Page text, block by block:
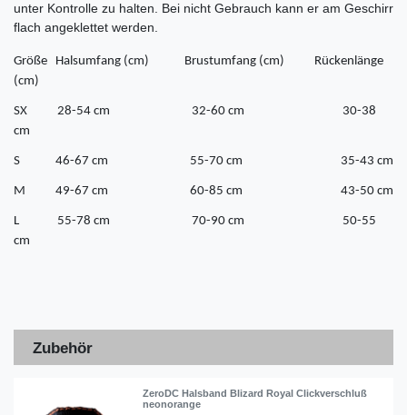
unter Kontrolle zu halten. Bei nicht Gebrauch kann er am Geschirr
flach angeklettet werden.
Größe Halsumfang (cm) Brustumfang (cm) Rückenlänge
(cm)
SX 28-54 cm 32-60 cm 30-38
cm
S 46-67 cm 55-70 cm 35-43 cm
M 49-67 cm 60-85 cm 43-50 cm
L 55-78 cm 70-90 cm 50-55
cm
Zubehör
ZeroDC Halsband Blizard Royal Clickverschluß
neonorange